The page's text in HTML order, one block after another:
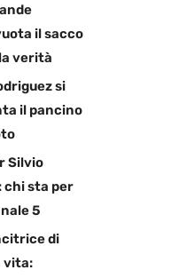
il sacco
verità
si
il pancino
Silvio
sta per
5
di
vita: